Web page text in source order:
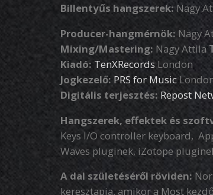
Billentyűs hangszerek: Nagy
Producer-hangmérnök: Nagy
Mixing/Mastering: Nagy Attila
Kiadó: TenXRecords London
Jogkezelő: PRS for Music
Digitális terjesztés: Repost
Hangszerek, effektek és
Keys I/O controller keyboard,
Waves pluginek, iZotope
A dal születéséről röviden:
keresztapja, amikor a Most